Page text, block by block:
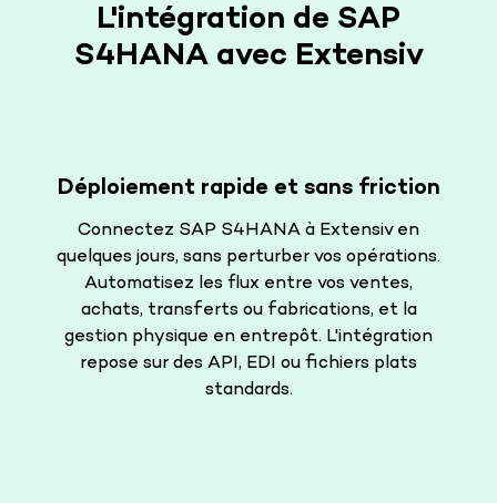
L'intégration de SAP
S4HANA avec Extensiv
Déploiement rapide et sans friction
Connectez SAP S4HANA à Extensiv en
quelques jours, sans perturber vos opérations.
Automatisez les flux entre vos ventes,
achats, transferts ou fabrications, et la
gestion physique en entrepôt. L'intégration
repose sur des API, EDI ou fichiers plats
standards.